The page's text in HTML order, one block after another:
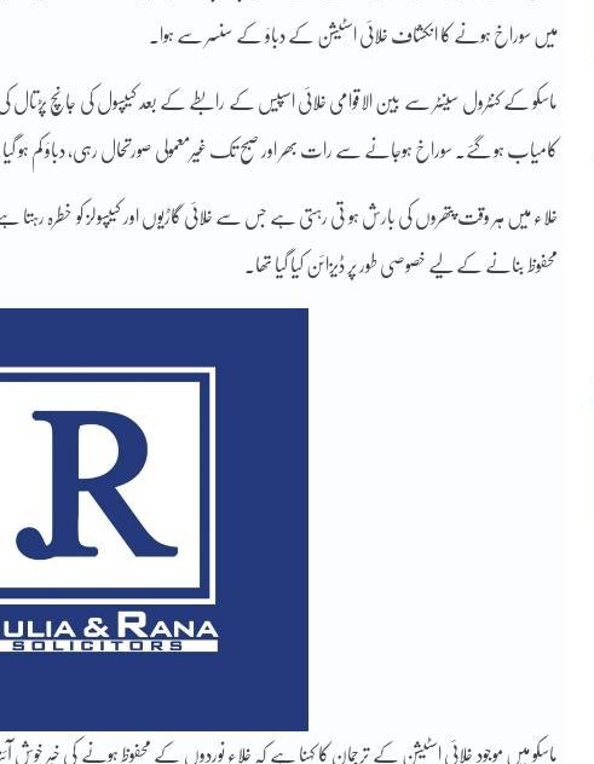
میں سوراخ ہونے کا انکشاف خلائی اسٹیشن کے دباؤ کے سنسر سے ہوا۔
ماسکو کے کنٹرول سینٹر سے بین الاقوامی خلائی اسپیس کے رابطے کے بعد کیپسول کی جانچ پڑتال
کامیاب ہو گئے۔ سوراخ ہوجانے سے رات بھر اور صبح تک غیرمعمولی صورتحال رہی، دباؤ کم ہو
خلاء میں ہر وقت پتھروں کی بارش ہو تی رہتی ہے جس سے خلائی گاڑیوں اور کیپسولز کو خطرہ
محفوظ بنانے کے لیے خصوصی طور پر ڈیزائن کیا گیا تھا۔
ماسکو میں موجود خلائی اسٹیشن کے ترجمان کا کہنا ہے کہ خلاء نوردوں کے محفوظ ہونے کی خبر خوش